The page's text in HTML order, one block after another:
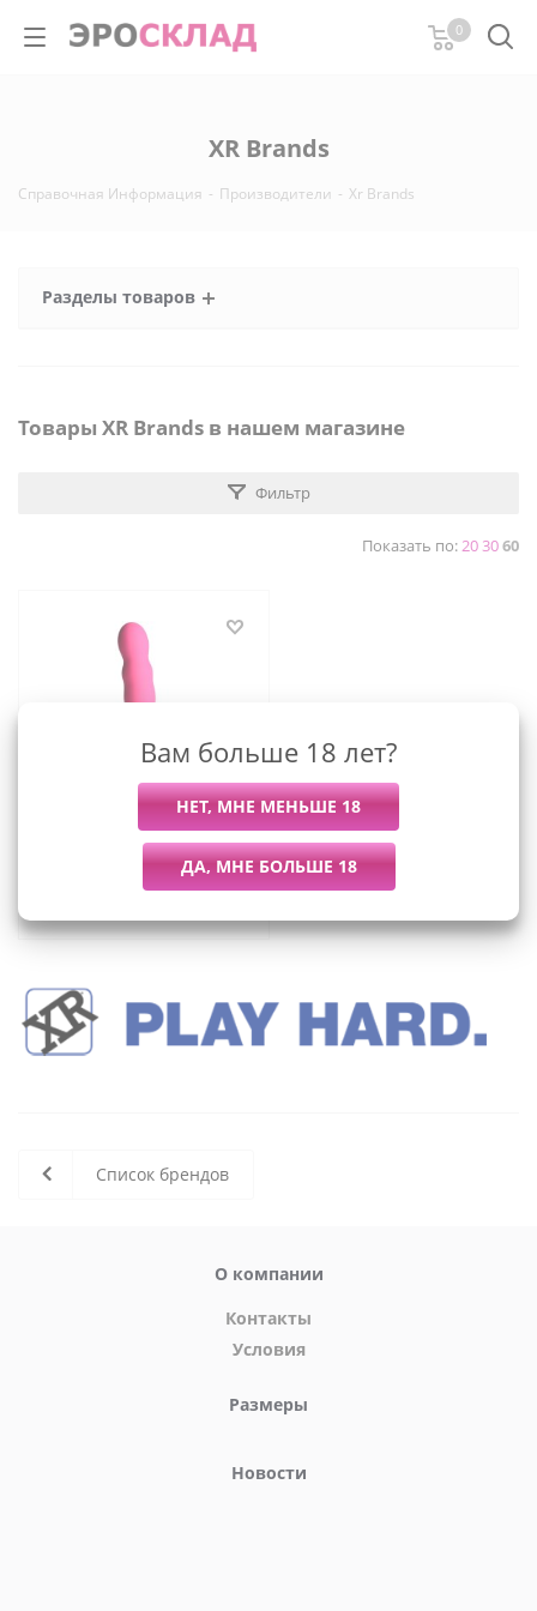
0
XR Brands
Справочная Информация - Производители - Xr Brands
Разделы товаров
Товары XR Brands в нашем магазине
Фильтр
Показать по:203060
Squeeze-It - мягкий,
гибкий волнистый
фаллоимитатор, 18.3х4.1
см
руб./шт
Список брендов
О компании
Контакты
Условия
Размеры
Новости
Вам больше 18 лет?